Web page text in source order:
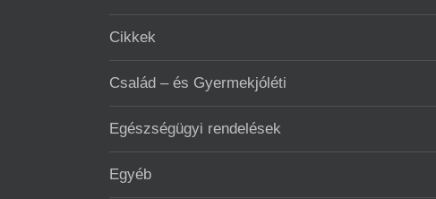
Cikkek
Család – és Gyermekjóléti
Egészségügyi rendelések
Egyéb